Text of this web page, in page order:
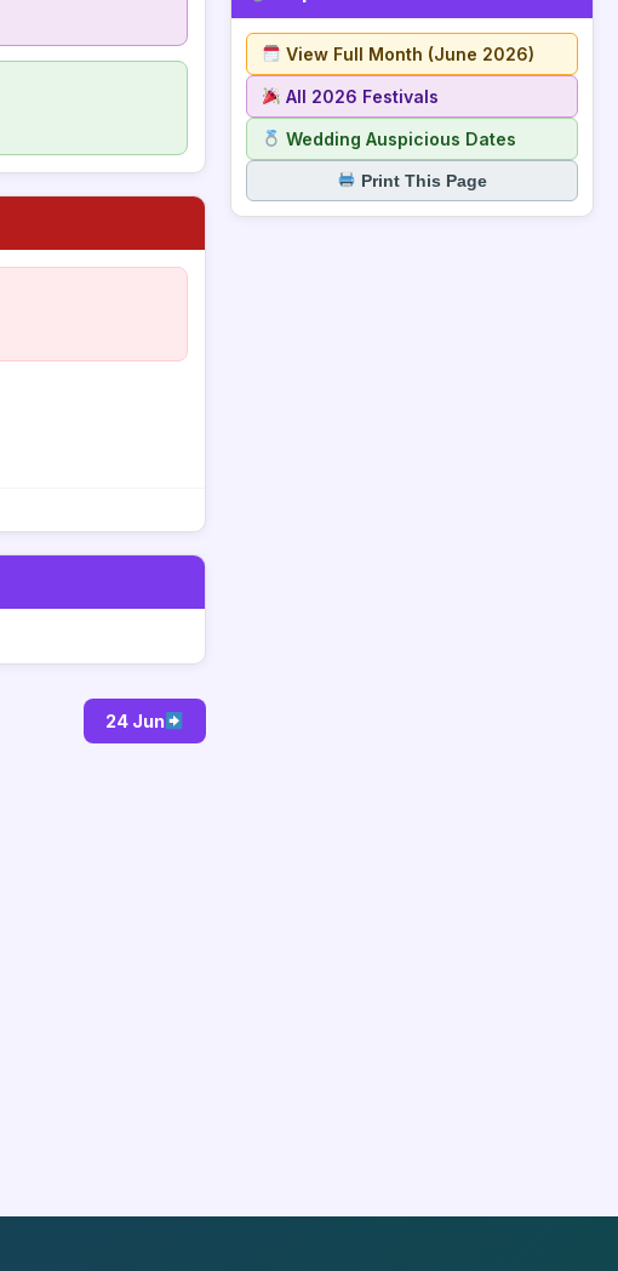
24 Jun
View Full Month (June 2026)
All 2026 Festivals
Wedding Auspicious Dates
Print This Page